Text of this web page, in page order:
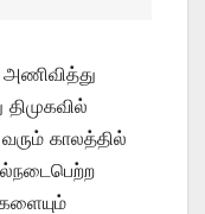
காலத்தில்